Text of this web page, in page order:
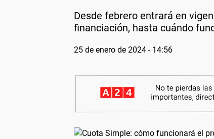
Desde febrero entrará en
financiación, hasta cuándo
25 de enero de 2024 - 14:56